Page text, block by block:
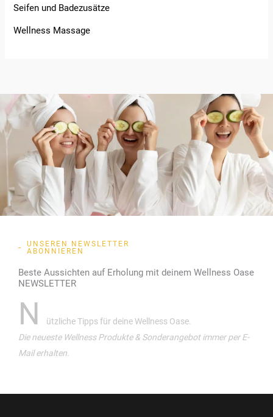
Seifen und Badezusätze
Wellness Massage
UNSEREN NEWSLETTER
ABONNIEREN
Beste Aussichten auf Erholung mit deinem Wellness Oase
NEWSLETTER
N
ützliche Tipps für deine Wellness Oase.
Die neueste Wellness Produkte & Sonderangebot immer per E-
Mail erhalten.